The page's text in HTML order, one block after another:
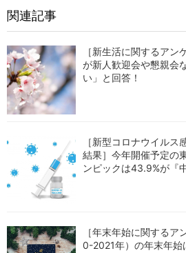
関連記事
［新生活に関するア
が新人歓迎会や懇親会
い」と回答！
［新型コロナウイルス
結果］今年開催予定の
ンピックは43.9%が『
［年末年始に関する
0-2021年）の年末年始